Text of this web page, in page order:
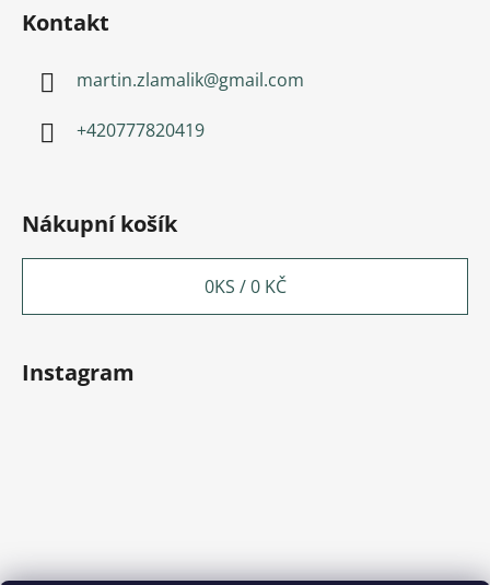
Kontakt
martin.zlamalik@gmail.com
+420777820419
Nákupní košík
0KS /0 KČ
Instagram